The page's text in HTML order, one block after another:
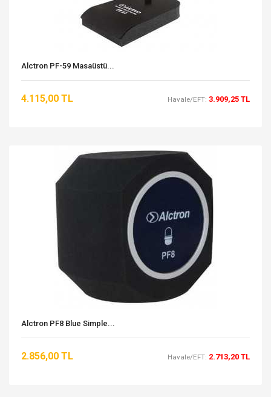
Alctron PF-59 Masaüstü...
4.115,00 TL Havale/EFT: 3.909,25 TL
Alctron PF8 Blue Simple...
2.856,00 TL Havale/EFT: 2.713,20 TL